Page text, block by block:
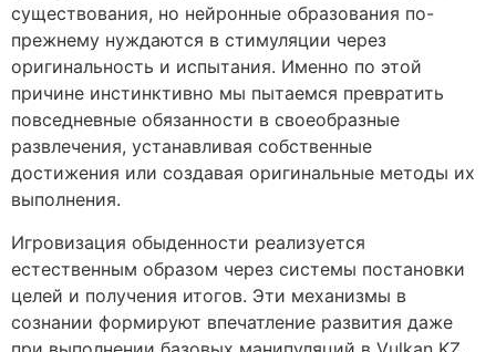
существования, но нейронные образования по-
прежнему нуждаются в стимуляции через
оригинальность и испытания. Именно по этой
причине инстинктивно мы пытаемся превратить
повседневные обязанности в своеобразные
развлечения, устанавливая собственные
достижения или создавая оригинальные методы их
выполнения.
Игровизация обыденности реализуется
естественным образом через системы постановки
целей и получения итогов. Эти механизмы в
сознании формируют впечатление развития даже